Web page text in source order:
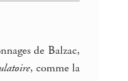
de Balzac,
, comme la